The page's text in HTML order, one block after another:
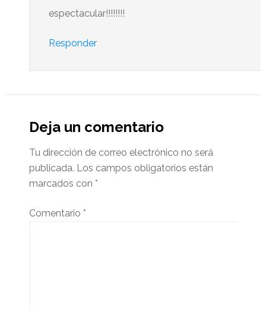
espectacular!!!!!!!!
Responder
Deja un comentario
Tu dirección de correo electrónico no será
publicada. Los campos obligatorios están
marcados con *
Comentario *